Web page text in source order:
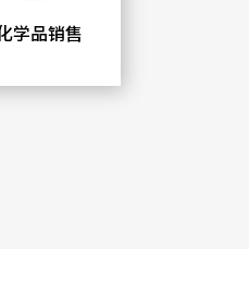
学品销售